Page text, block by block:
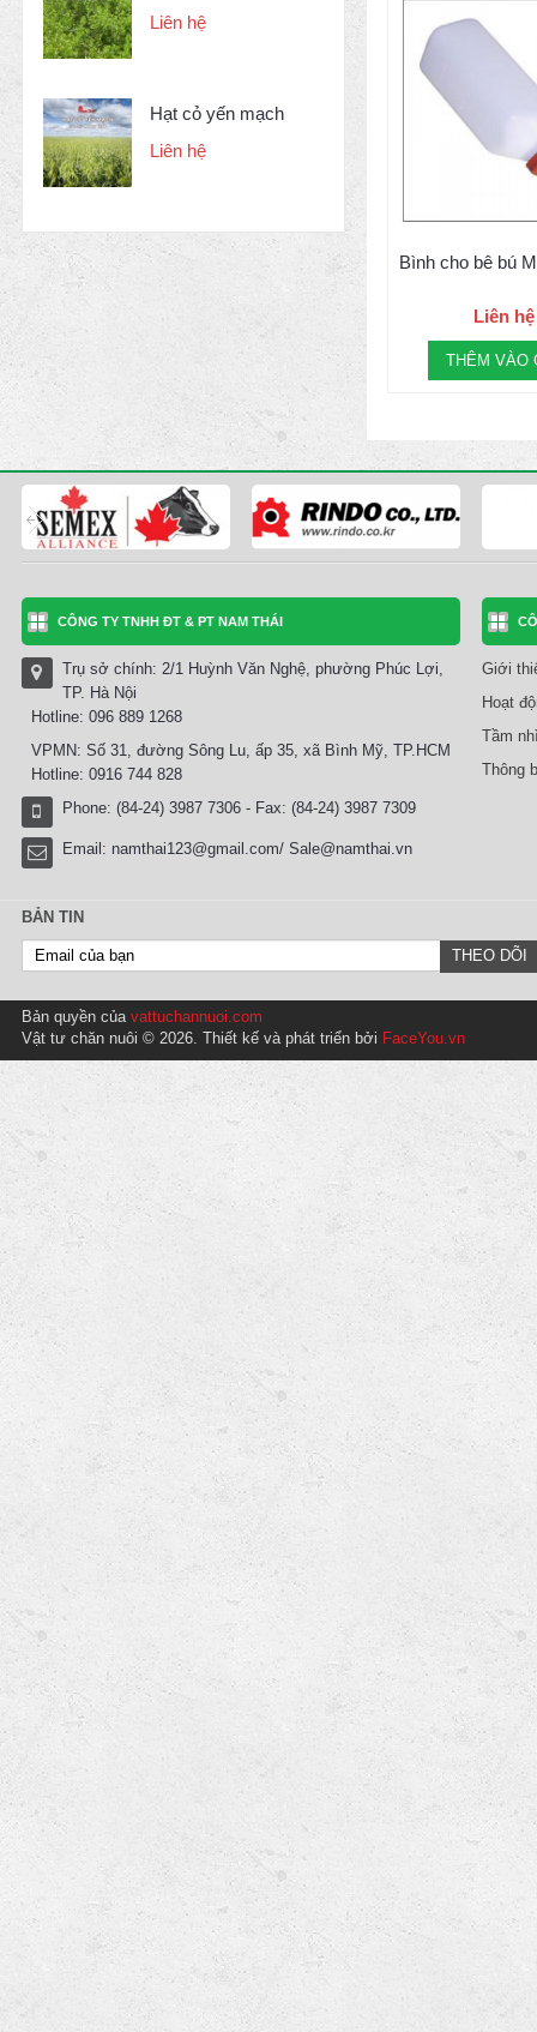
Liên hệ
Hạt cỏ yến mạch
Liên hệ
Bình cho bê bú
Liên hệ
THÊM VÀO
CÔNG TY TNHH ĐT & PT NAM THÁI
Trụ sở chính: 2/1 Huỳnh Văn Nghệ, phường Phúc Lợi,
TP. Hà Nội
Hotline: 096 889 1268
VPMN: Số 31, đường Sông Lu, ấp 35, xã Bình Mỹ, TP.HCM
Hotline: 0916 744 828
Phone: (84-24) 3987 7306 - Fax: (84-24) 3987 7309
Email: namthai123@gmail.com/ Sale@namthai.vn
Giới
Hoạt
Tầm
Thông
BẢN TIN
Bản quyền của vattuchannuoi.com
Vật tư chăn nuôi © 2026. Thiết kế và phát triển bởi FaceYou.vn